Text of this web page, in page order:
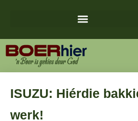
ISUZU: Hiérdie
werk!